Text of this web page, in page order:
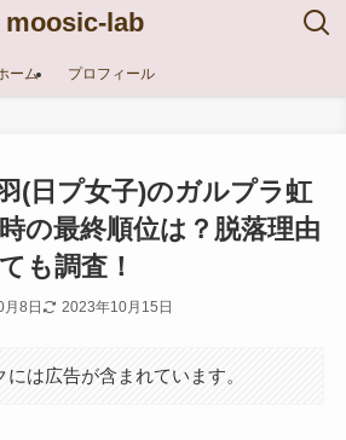
moosic-lab
ーム プロフィール
(日プ女子)のガルプラ虹
の最終順位は？脱落理由
も調査！
8日 2023年10月15日
は広告が含まれています。